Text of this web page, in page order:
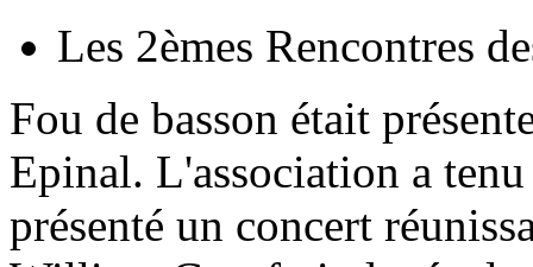
Les 2èmes Rencontres
Fou de basson était
Epinal. L'association a
présenté un concert